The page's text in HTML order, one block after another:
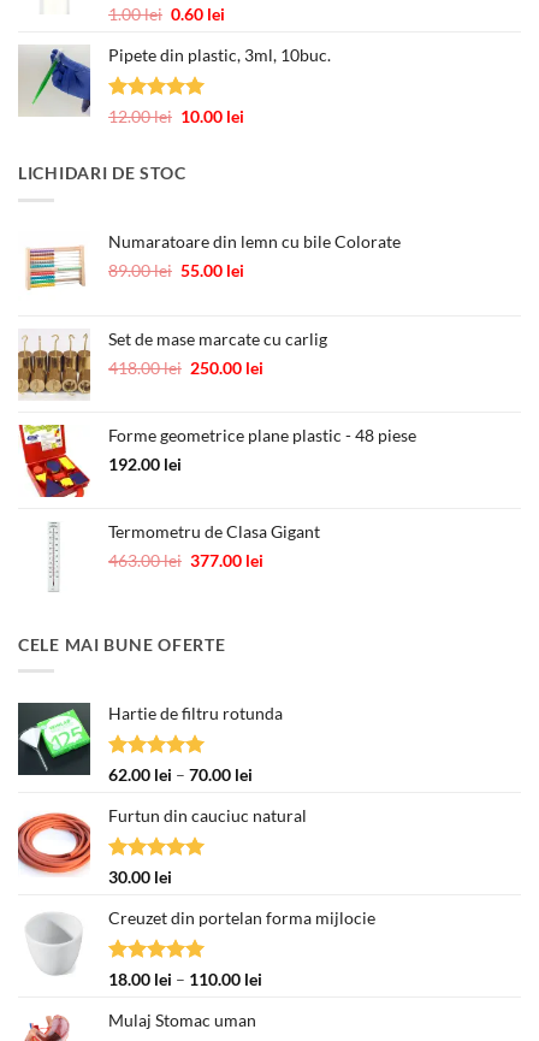
245.00 lei
Evaluat la
1.00lei Prețul
a
fost:
0.60 lei
este:
Pipete din plastic, 3ml, 10buc.
Evaluat la
12.00lei Prețul
fost:
10.00 lei
LICHIDARI DE STOC
Numaratoare din lemn cu bile Colorate
89.00lei Prețul
fost:
89.00 lei.
55.00 lei
55.00 lei.
Set de mase marcate cu carlig
418.00lei Prețul
fost:
250.00 lei
250.00 lei.
Forme geometrice plane plastic - 48 piese
192.00 lei
Termometru de Clasa Gigant
463.00lei Prețul
463.00 lei.
377.00 lei
CELE MAI BUNE OFERTE
Hartie de filtru rotunda
Evaluat la
62.00 lei – 70.00 lei
prețuri:
70.00 lei
Furtun din cauciuc natural
Evaluat la
30.00 lei
Creuzet din portelan forma mijlocie
Evaluat la
18.00 lei – 110.00 lei
Mulaj Stomac uman